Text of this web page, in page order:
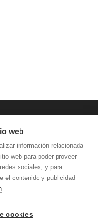
web
información relacionada
web para poder proveer
sociales, y para
el contenido y publicidad
cookies